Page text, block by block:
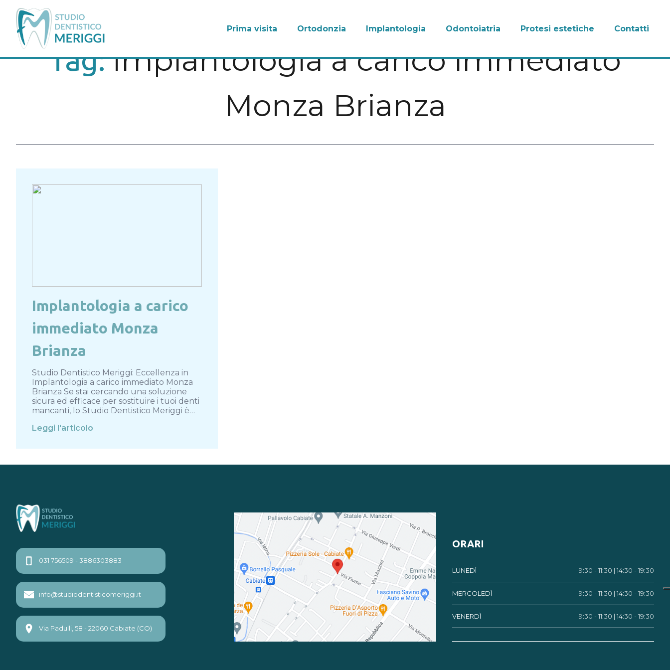
Prima visita Ortodonzia Implantologia Odontoiatria Protesi estetiche Contatti
Tag:Implantologia a carico immediato
Monza Brianza
Implantologia a carico
immediato Monza
Brianza
Studio Dentistico Meriggi: Eccellenza in
Implantologia a carico immediato Monza
Brianza Se stai cercando una soluzione
sicura ed efficace per sostituire i tuoi denti
mancanti, lo Studio Dentistico Meriggi è…
Leggi l'articolo
031 756509 - 3886303883
info@studiodentisticomeriggi.it
Via Padulli, 58 - 22060 Cabiate (CO)
ORARI
LUNEDÌ 9:30 - 11:30 | 14:30 - 19:30
MERCOLEDÌ 9:30 - 11:30 | 14:30 - 19:30
VENERDÌ 9:30 - 11:30 | 14:30 - 19:30